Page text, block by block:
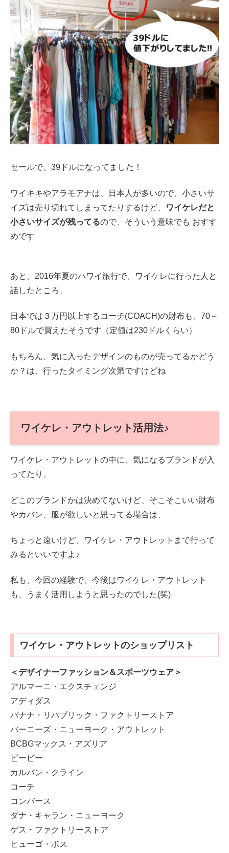
セールで、39ドルになってました！
ワイキキやアラモアナは、日本人が多いので、小さいサ
イズは売り切れてしまってたりするけど、
ワイケレだと
小さいサイズが残ってるので、そういう意味でも おすす
めです
あと、2016年夏のハワイ旅行で、ワイケレに行った人と
話したところ、
日本では３万円以上するコーチ(COACH)の財布も、70～
80ドルで買えたそうです（定価は230ドルくらい）
もちろん、気に入ったデザインのものが売ってるかどう
か？は、行ったタイミング次第ですけどね
ワイケレ・アウトレット活用法♪
ワイケレ・アウトレットの中に、気になるブランドが入
ってたり、
どこのブランドかは決めてないけど、そこそこいい財布
やカバン、服が欲しいと思ってる場合は、
ちょっと遠いけど、ワイケレ・アウトレットまで行って
みるといいですよ♪
私も、今回の経験で、今後はワイケレ・アウトレット
も、うまく活用しようと思ったのでした(笑)
ワイケレ・アウトレットのショップリスト
＜デザイナーファッション＆スポーツウェア＞
アルマーニ・エクスチェンジ
アディダス
バナナ・リパブリック・ファクトリーストア
バーニーズ・ニューヨーク・アウトレット
BCBGマックス・アズリア
ビービー
カルバン・クライン
コーチ
コンバース
ダナ・キャラン・ニューヨーク
ゲス・ファクトリーストア
ヒューゴ・ボス